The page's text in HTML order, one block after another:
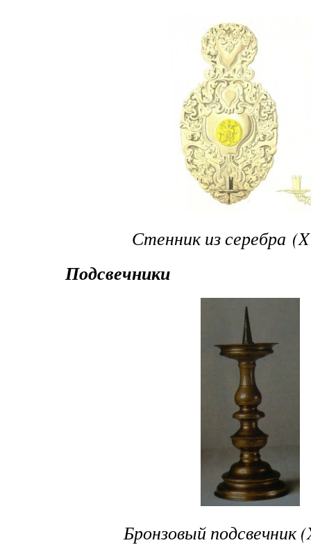
Стенник из серебра
Подсвечники
Бронзовый подсвечник